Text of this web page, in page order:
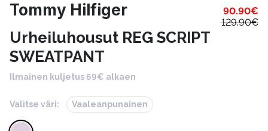
Tommy Hilfiger 90.90€
129.90€
Urheiluhousut REG SCRIPT
SWEATPANT
Ilmainen kuljetus 69€ alkaen
Valitse väri: Vaaleanpunainen